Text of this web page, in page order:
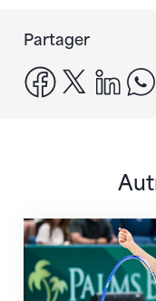
Partager
facebook
x
Prochaine étape :